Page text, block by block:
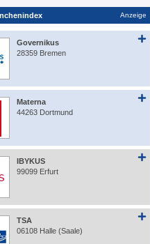
Anzeige
Governikus
28359 Bremen
Materna
44263 Dortmund
IBYKUS
99099 Erfurt
TSA
06108 Halle (Saale)